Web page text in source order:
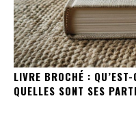
LIVRE BROCHÉ :
QUELLES SONT SES